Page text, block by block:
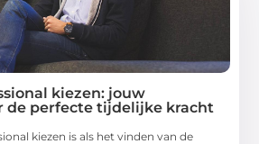
kiezen: jouw
de perfecte tijdelijke kracht
kiezen is als het vinden van de